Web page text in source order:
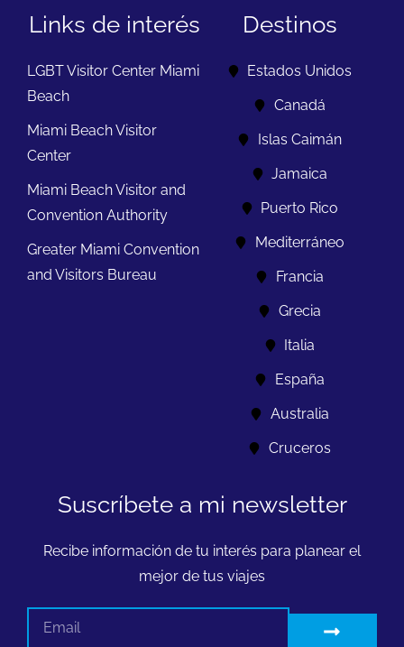
Links de interés
LGBT Visitor Center Miami
Beach
Miami Beach Visitor
Center
Miami Beach Visitor and
Convention Authority
Greater Miami Convention
and Visitors Bureau
Destinos
Estados Unidos
Canadá
Islas Caimán
Jamaica
Puerto Rico
Mediterráneo
Francia
Grecia
Italia
España
Australia
Cruceros
Suscríbete a mi newsletter
Recibe información de tu interés para planear el
mejor de tus viajes